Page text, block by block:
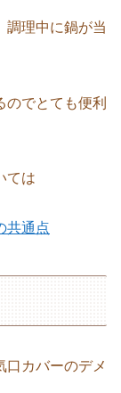
調理中に鍋が当
でとても便利
ては
共通点
口カバーのデメ